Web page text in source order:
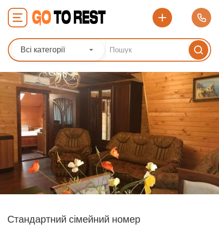
Всі категорії
Стандартний сімейний номер